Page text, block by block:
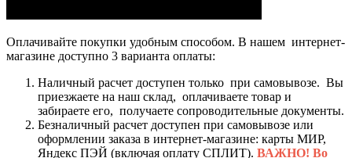
Оплачивайте покупки удобным способом. В нашем интернет-
магазине доступно 3 варианта оплаты:
Наличный расчет доступен только при самовывозе. Вы
приезжаете на наш склад, оплачиваете товар и
забираете его, получаете сопроводительные документы.
Безналичный расчет доступен при самовывозе или
оформлении заказа в интернет-магазине: карты МИР,
Яндекс ПЭЙ (включая оплату СПЛИТ). ВАЖНО! Во